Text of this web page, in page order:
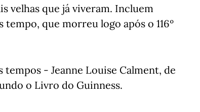
velhas que já viveram. Incluem
que morreu logo após o 116º
tempos - Jeanne Louise Calment, de
o Livro do Guinness.